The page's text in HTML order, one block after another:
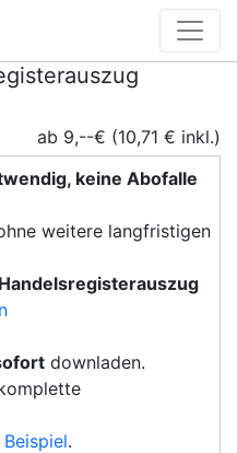
ab 9,--€ (10,71 € inkl.)
keine Abofalle
weitere langfristigen
Handelsregisterauszug
downladen.
Beispiel.